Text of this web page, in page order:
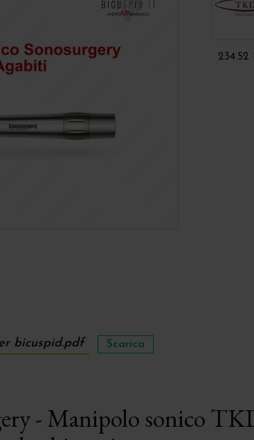
bicuspid.pdf Scarica
- Manipolo sonico